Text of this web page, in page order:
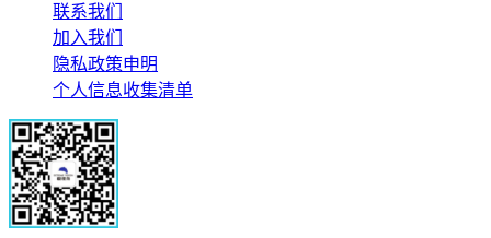
联系我们
加入我们
隐私政策申明
个人信息收集清单